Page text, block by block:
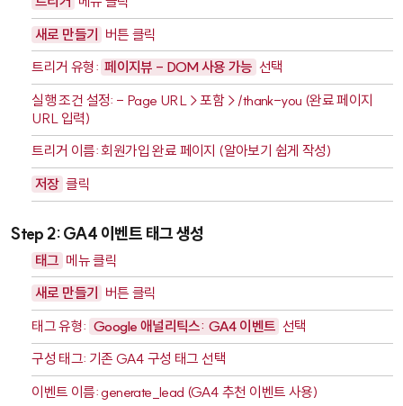
새로 만들기 버튼 클릭
트리거 유형: 페이지뷰 - DOM 사용 가능 선택
실행 조건 설정: - Page URL > 포함 > /thank-you (완료 페이지
URL 입력)
트리거 이름:회원가입 완료 페이지 (알아보기 쉽게 작성)
저장 클릭
Step 2: GA4 이벤트 태그 생성
태그 메뉴 클릭
새로 만들기 버튼 클릭
태그 유형: Google 애널리틱스: GA4 이벤트 선택
구성 태그: 기존 GA4 구성 태그 선택
이벤트 이름:generate_lead (GA4 추천 이벤트 사용)